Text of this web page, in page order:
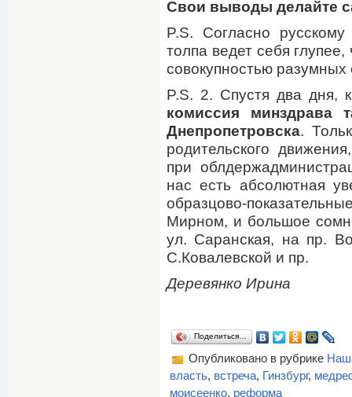
Свои выводы делайте
P.S. Согласно русскому
толпа ведет себя
совокупностью разумных
P.S. 2. Спустя два дня,
комиссия минздрава
Днепропетровска.
родительского
при
нас есть абсолютная
образцово-
Мирном, и большое
ул. Саранская, на пр.
С.Ковалевской и пр.
Деревянко Ирина
Поделиться…
Опубликовано в рубрике
власть, встреча, Гинзбург,
моисеенко, реформа